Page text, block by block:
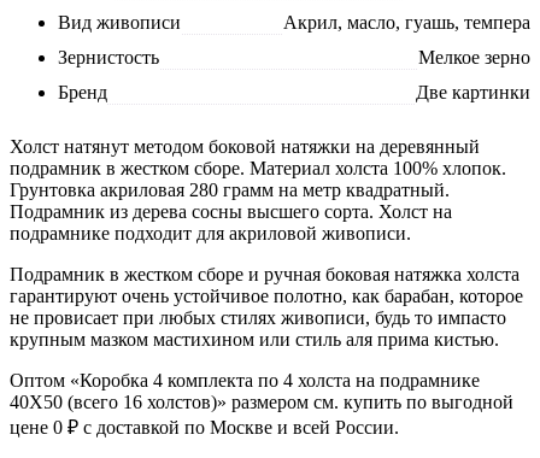
Вид живописи
Акрил, масло, гуашь, темпера
Зернистость
Мелкое зерно
Бренд
Две картинки
Холст натянут методом боковой натяжки на деревянный
подрамник в жестком сборе. Материал холста 100% хлопок.
Грунтовка акриловая 280 грамм на метр квадратный.
Подрамник из дерева сосны высшего сорта. Холст на
подрамнике подходит для акриловой живописи.
Подрамник в жестком сборе и ручная боковая натяжка холста
гарантируют очень устойчивое полотно, как барабан, которое
не провисает при любых стилях живописи, будь то импасто
крупным мазком мастихином или стиль аля прима кистью.
Оптом «Коробка 4 комплекта по 4 холста на подрамнике
40X50 (всего 16 холстов)» размером см. купить по выгодной
цене 0 ₽ с доставкой по Москве и всей России.